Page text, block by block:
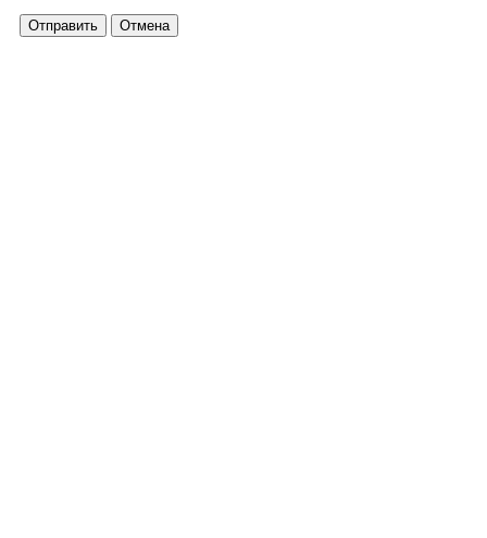
Отправить Отмена